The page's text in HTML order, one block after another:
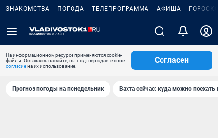
ЗНАКОМСТВА ПОГОДА ТЕЛЕПРОГРАММА АФИША
На информационном ресурсе применяются cookie-
файлы. Оставаясь на сайте, вы подтверждаете свое
согласиена их использование.
Согласен
Прогноз погоды на понедельник Вахта сейчас: куда можно поехать